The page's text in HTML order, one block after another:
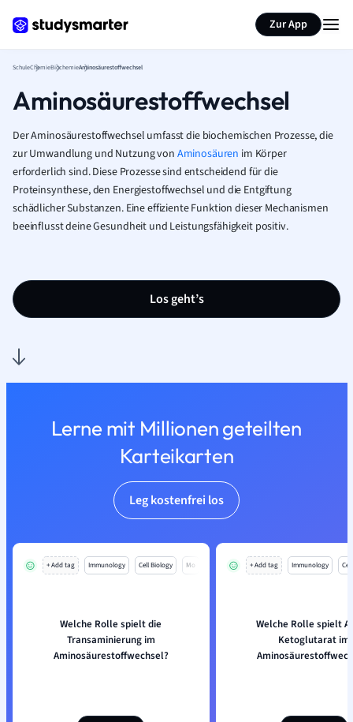
Zur App
SchuleChemieBiochemieAminosäurestoffwechsel
Aminosäurestoffwechsel
Der Aminosäurestoffwechsel umfasst die biochemischen Prozesse, die
zur Umwandlung und Nutzung von Aminosäuren im Körper
erforderlich sind. Diese Prozesse sind entscheidend für die
Proteinsynthese, den Energiestoffwechsel und die Entgiftung
schädlicher Substanzen. Eine effiziente Funktion dieser Mechanismen
beeinflusst deine Gesundheit und Leistungsfähigkeit positiv.
Los geht’s
Lerne mit Millionen geteilten
Karteikarten
Leg kostenfrei los
+ Add tag Immunology Cell Biology Mo
Welche Rolle spielt die
Transaminierung im
Aminosäurestoffwechsel?
+ Add tag Immunology
Welche Rolle spielt
Ketoglutarat im
Seite zusammenfassen